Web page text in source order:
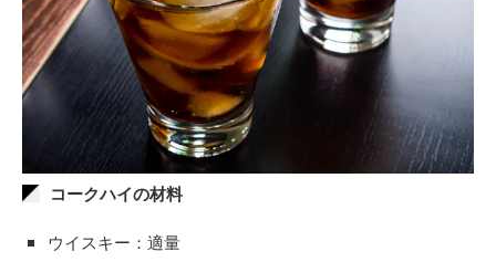
コークハイの材料
ウイスキー：適量